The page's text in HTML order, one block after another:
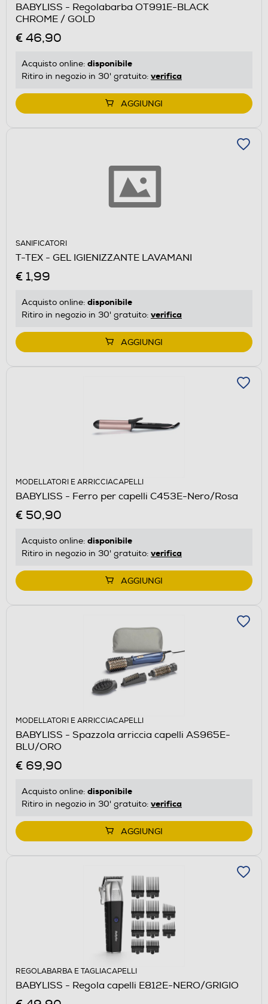
BABYLISS - Regolabarba OT991E-BLACK
CHROME / GOLD
€ 46,90
Acquisto online: disponibile
Ritiro in negozio in 30' gratuito: verifica
AGGIUNGI
SANIFICATORI
T-TEX - GEL IGIENIZZANTE LAVAMANI
€ 1,99
Acquisto online: disponibile
Ritiro in negozio in 30' gratuito: verifica
AGGIUNGI
MODELLATORI E ARRICCIACAPELLI
BABYLISS - Ferro per capelli C453E-Nero/Rosa
€ 50,90
Acquisto online: disponibile
Ritiro in negozio in 30' gratuito: verifica
AGGIUNGI
MODELLATORI E ARRICCIACAPELLI
BABYLISS - Spazzola arriccia capelli AS965E-
BLU/ORO
€ 69,90
Acquisto online: disponibile
Ritiro in negozio in 30' gratuito: verifica
AGGIUNGI
REGOLABARBA E TAGLIACAPELLI
BABYLISS - Regola capelli E812E-NERO/GRIGIO